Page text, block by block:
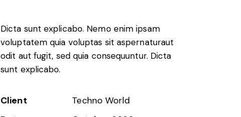
Dicta sunt explicabo. Nemo enim ipsam
voluptatem quia voluptas sit aspernaturaut
odit aut fugit, sed quia consequuntur. Dicta
sunt explicabo.
Client
Techno World